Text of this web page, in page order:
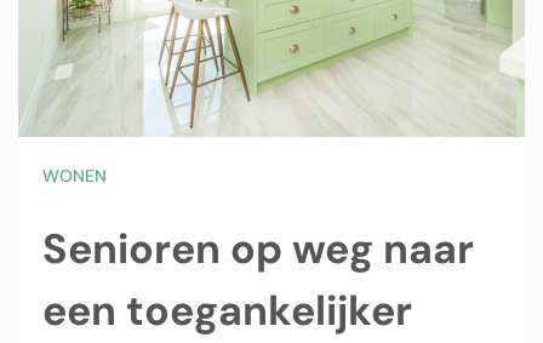
WONEN
Senioren op weg naar
een toegankelijker